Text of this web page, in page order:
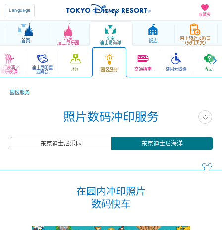
收藏夹
Language
首页 东京
迪士尼乐园
东京
迪士尼海洋 饭店 网上预约＆购票
（只用英文）
行表演／
娱乐表演
迪士尼明星
迎宾会 地图 园区服务 交通指南 游园无障碍 帮助
园区服务
照片数码冲印服务
东京迪士尼乐园 东京迪士尼海洋
在园内冲印照片
数码快车